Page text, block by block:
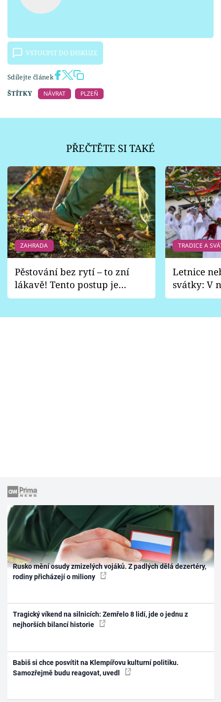
VSTOUPIT DO DISKUZE
Sdílejte článek
ŠTÍTKY
NÁVRAT PLZEŇ
PŘEČTĚTE SI TAKÉ
ZAHRADA
Pěstování bez rytí – to zní
lákavě! Tento postup je
vhodný jen pro některé
TRADICE A
Letnice
svátky: V
pondělí
Rusko mění osudy zmizelých vojáků. Z padlých dělá dezertéry,
rodiny přicházejí o miliony
Tragický víkend na silnicích: Zemřelo 8 lidí, jde o jednu z
nejhorších bilancí historie
Babiš si chce posvítit na Klempířovu kulturní politiku.
Samozřejmě budu reagovat, uvedl